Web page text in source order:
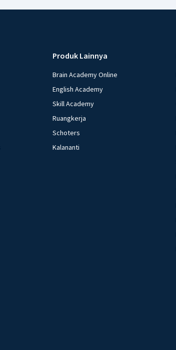
Produk Lainnya
Brain Academy Online
English Academy
Skill Academy
Ruangkerja
Schoters
Kalananti